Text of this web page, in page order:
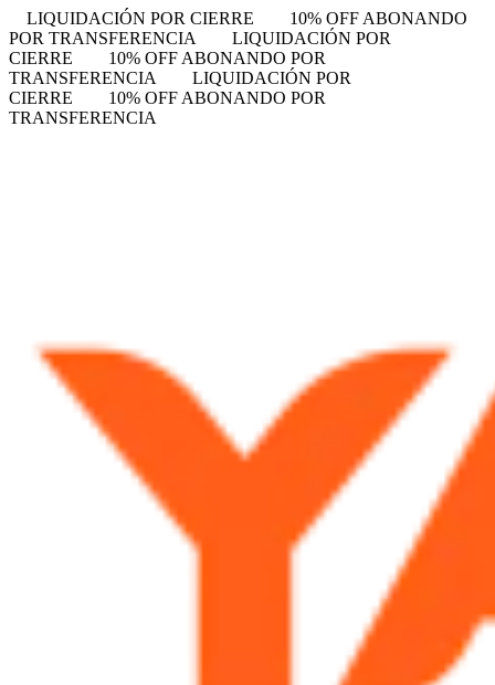
LIQUIDACIÓN POR CIERRE
10% OFF ABONANDO
POR TRANSFERENCIA
LIQUIDACIÓN POR
CIERRE
10% OFF ABONANDO POR
TRANSFERENCIA
LIQUIDACIÓN POR
CIERRE
10% OFF ABONANDO POR
TRANSFERENCIA